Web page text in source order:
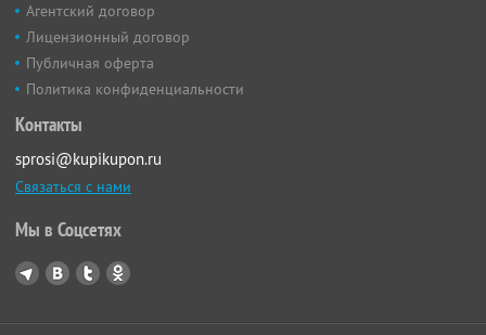
Агентский договор
Лицензионный договор
Публичная оферта
Политика конфиденциальности
Контакты
sprosi@kupikupon.ru
Связаться с нами
Мы в Соцсетях